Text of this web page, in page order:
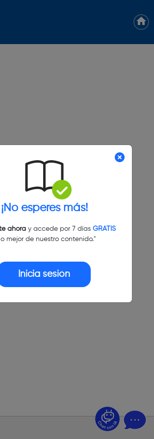
¡No esperes más!
ahoray accede por 7 días GRATIS
mejor de nuestro contenido."
Inicia sesión